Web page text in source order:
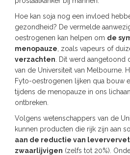
Hoe kan soja nog een invloed
gezondheid? De vermelde
oestrogenen kan helpen om de
menopauze , zoals vapeurs of
verzachten . Dit werd
van de Universiteit van Melbourne.
Fyto-oestrogenen lijken qua bouw
tijdens de menopauze in ons
ontbreken.
Volgens wetenschappers van de
kunnen producten die rijk zijn aan
aan de reductie van
zwaarlijvigen (zelfs tot 20%).